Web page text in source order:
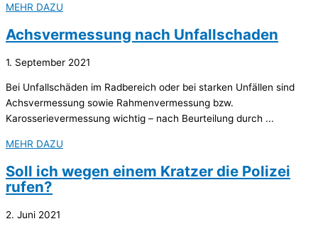
MEHR DAZU
Achsvermessung nach Unfallschaden
1. September 2021
Bei Unfallschäden im Radbereich oder bei starken Unfällen sind
Achsvermessung sowie Rahmenvermessung bzw.
Karosserievermessung wichtig – nach Beurteilung durch ...
MEHR DAZU
Soll ich wegen einem Kratzer die Polizei
rufen?
2. Juni 2021